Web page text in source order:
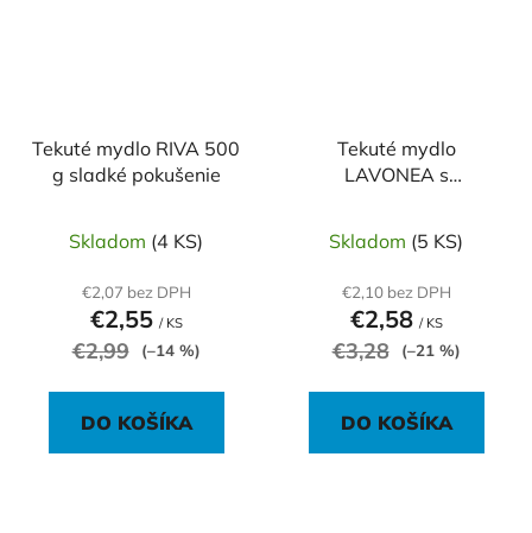
Tekuté mydlo RIVA 500
g sladké pokušenie
Skladom (4 KS)
€2,07 bez DPH
€2,55 / KS
€2,99 (–14 %)
DO KOŠÍKA
Tekuté mydlo
LAVONEA s
Skladom (5 KS)
€2,10 bez DPH
€2,58 / KS
€3,28 (–21 %)
DO KOŠÍKA